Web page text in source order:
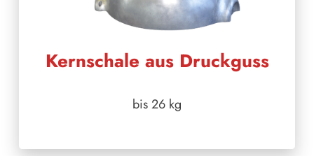
Kernschale aus Druckguss
bis 26 kg